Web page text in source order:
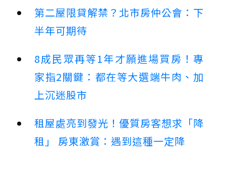
第二屋限貸解禁？北市房仲公會：下
半年可期待
8成民眾再等1年才願進場買房！專
家指2關鍵：都在等大選端牛肉、加
上沉迷股市
租屋處亮到發光！優質房客想求「降
租」 房東激賞：遇到這種一定降